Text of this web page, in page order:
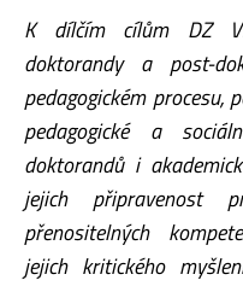
K dílčím cílům DZ
doktorandy a post-
pedagogickém
pedagogické a
doktorandů i
jejich připravenost
přenositelných
jejich kritického